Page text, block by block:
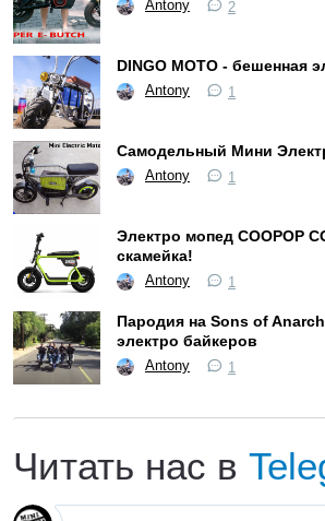
Antony 2
DINGO MOTO - бешенная
Antony 1
Самодельный Мини
Antony 1
Электро мопед COOPOP
скамейка!
Antony 1
Пародия на Sons of
электро байкеров
Antony 1
Читать нас в